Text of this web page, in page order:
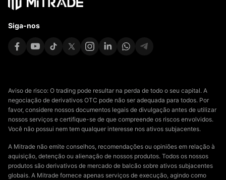
Siga-nos
Aviso de risco: O trading pode resultar na perda de todo o seu capital. A
negociação de derivativos OTC pode não ser adequada para todos. Por
favor, considere nossos documentos legais de divulgação antes de utilizar
nossos serviços e certifique-se de que compreende os riscos envolvidos.
Você não possui nem tem qualquer interesse nos ativos subjacentes.
A Mitrade não emite conselhos, recomendações ou opiniões em relação à
aquisição, detenção ou alienação de nossos produtos. Todos os nossos
produtos são derivativos de mercado de balcão sobre ativos subjacentes
globais. A Mitrade fornece apenas serviços de execução, agindo como